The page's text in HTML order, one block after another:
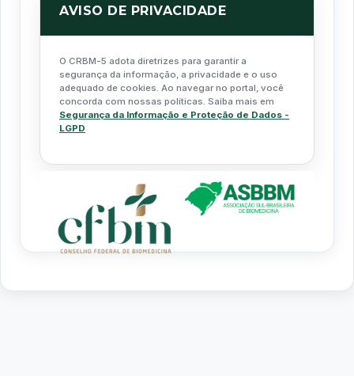
AVISO DE PRIVACIDADE
O CRBM-5 adota diretrizes para garantir a
segurança da informação, a privacidade e o uso
adequado de cookies. Ao navegar no portal, você
concorda com nossas políticas. Saiba mais em
Segurança da Informação e Proteção de Dados -
LGPD